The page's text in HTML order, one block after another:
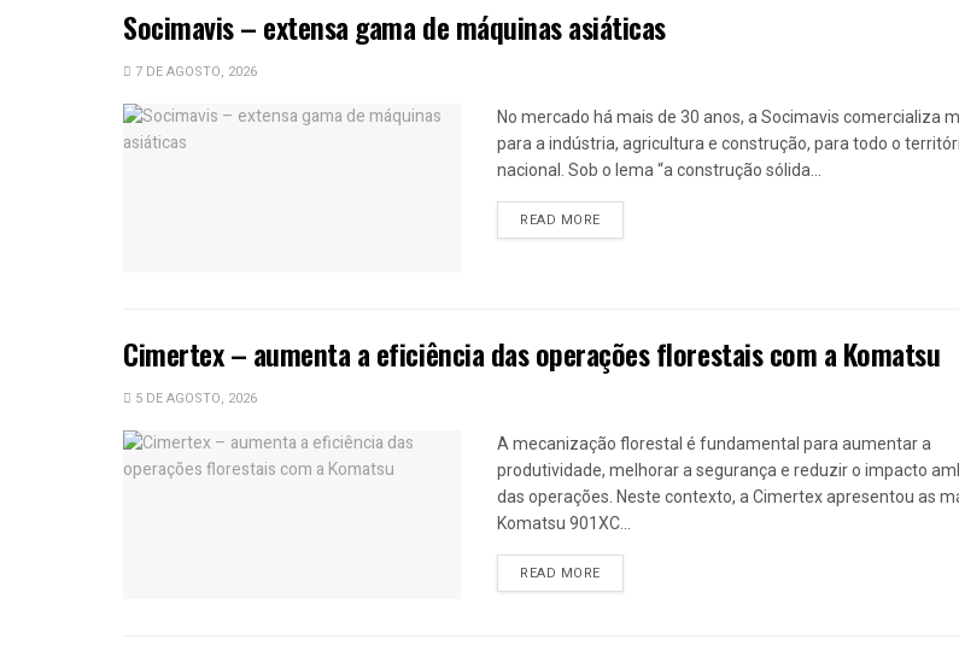
Socimavis – extensa gama de máquinas asiáticas
7 DE AGOSTO, 2026
No mercado há mais de 30 anos, a Socimavis comercializa
para a indústria, agricultura e construção, para todo o
nacional. Sob o lema “a construção sólida...
READ MOREDETAILS
Cimertex – aumenta a eficiência das operações florestais com a Komatsu
5 DE AGOSTO, 2026
A mecanização florestal é fundamental para aumentar a
produtividade, melhorar a segurança e reduzir o impacto
das operações. Neste contexto, a Cimertex apresentou as
Komatsu 901XC...
READ MOREDETAILS